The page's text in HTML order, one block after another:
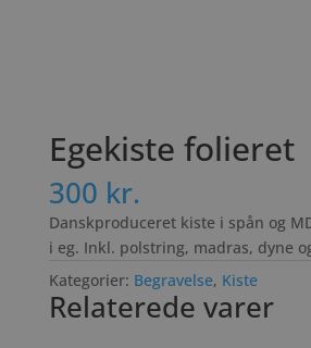
Egekiste folieret
300 kr.
Danskproduceret kiste i spån og
i eg. Inkl. polstring, madras, dyne
Kategorier: Begravelse, Kiste
Relaterede varer